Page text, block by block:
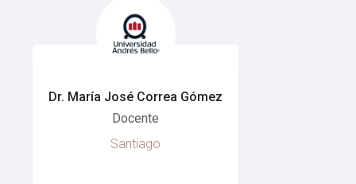
Dr. María José Correa Gómez
Docente
Santiago